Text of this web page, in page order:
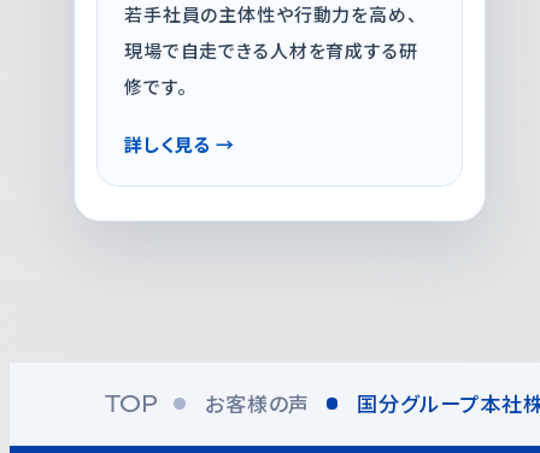
若手社員の主体性や行動力を高め、
現場で自走できる人材を育成する研
修です。
詳しく見る
TOP お客様の声 国分グループ本社